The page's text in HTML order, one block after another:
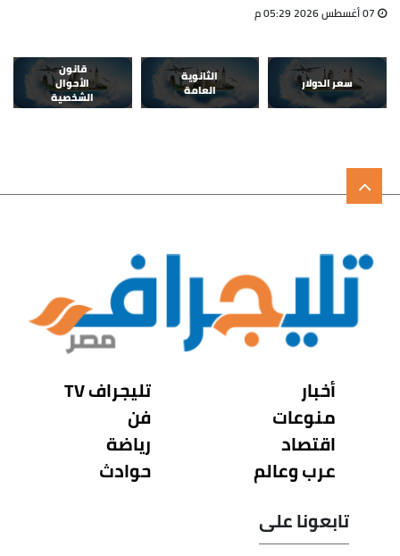
سعر الدولار
الثانوية
العامة
قانون
الأحوال
الشخصية
أخبار
منوعات
اقتصاد
عرب وعالم
تليجراف TV
فن
رياضة
حوادث
تابعونا على